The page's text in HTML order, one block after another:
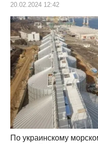
20.02.2024 12:42
По украинскому